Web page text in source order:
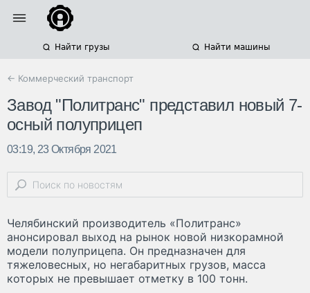
Найти грузы Найти машины
← Коммерческий транспорт
Завод "Политранс" представил новый 7-
осный полуприцеп
03:19, 23 Октября 2021
Челябинский производитель «Политранс»
анонсировал выход на рынок новой низкорамной
модели полуприцепа. Он предназначен для
тяжеловесных, но негабаритных грузов, масса
которых не превышает отметку в 100 тонн.